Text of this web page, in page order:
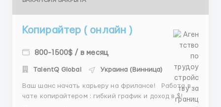
Копирайтер ( онлайн )
800-1500$ / в месяц
TalentQ Global Украина (Винница)
Ваш шанс начать карьеру на фрилансе! Работа в
чате копирайтером : гибкий график и доход в $!